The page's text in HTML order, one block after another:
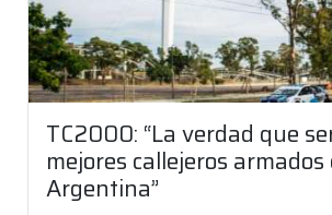
TC2000: “La verdad que
mejores callejeros armados
Argentina”